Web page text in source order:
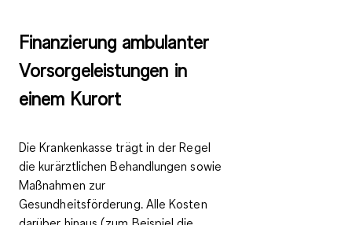
Finanzierung ambulanter
Vorsorgeleistungen in
einem Kurort
Die Krankenkasse trägt in der Regel
die kurärztlichen Behandlungen sowie
Maßnahmen zur
Gesundheitsförderung. Alle Kosten